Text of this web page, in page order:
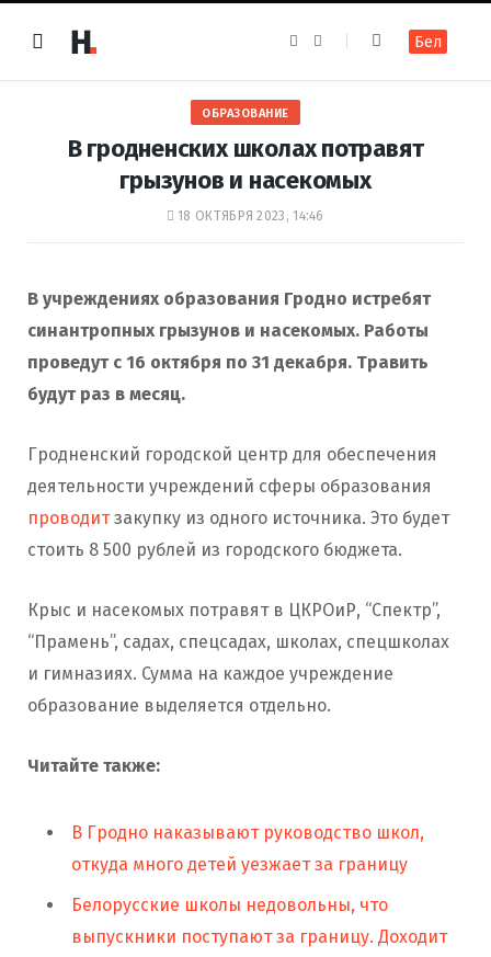
e
b
o
k
t
a
m
Бел
ОБРАЗОВАНИЕ
В гродненских школах потравят
грызунов и насекомых
18 ОКТЯБРЯ 2023, 14:46
В учреждениях образования Гродно истребят
синантропных грызунов и насекомых. Работы
проведут c 16 октября по 31 декабря. Травить
будут раз в месяц.
Гродненский городской центр для обеспечения
деятельности учреждений сферы образования
проводитзакупку из одного источника. Это будет
стоить 8 500 рублей из городского бюджета.
Крыс и насекомых потравят в ЦКРОиР, “Спектр”,
“Прамень”, садах, спецсадах, школах, спецшколах
и гимназиях. Сумма на каждое учреждение
образование выделяется отдельно.
Читайте также:
В Гродно наказывают руководство школ,
откуда много детей уезжает за границу
Белорусские школы недовольны, что
выпускники поступают за границу. Доходит